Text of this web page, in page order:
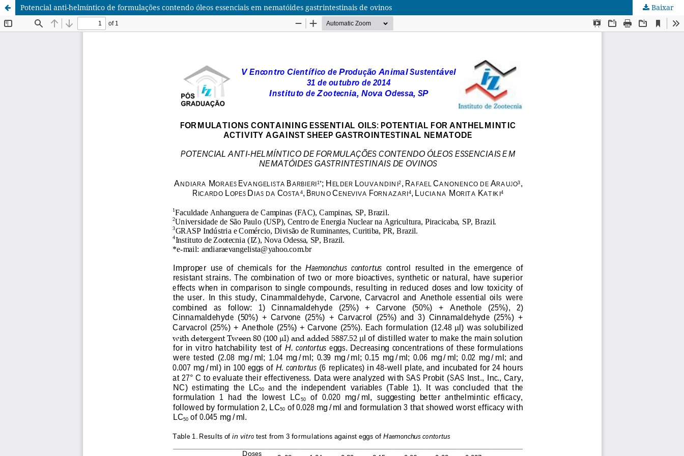
Potencial anti-helmíntico de formulações contendo óleos essenciais em nematóides gastrintestinais de ovinos Baixar